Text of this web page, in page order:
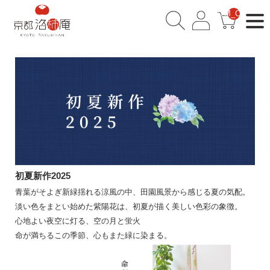
__ITM_CNT__
初夏新作2025
青葉がそよぎ新緑揺れる涼風の中、田園風景から感じる夏の気配。
淡い色をまとい始めた紫陽花は、初夏が描く美しい色彩の象徴。
心地よい夜空に灯る、空の月と蛍火
命が満ちるこの季節、心もまた緑に染まる。